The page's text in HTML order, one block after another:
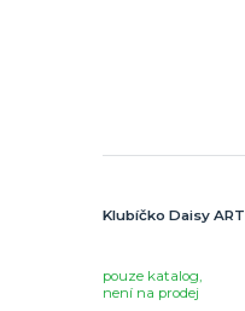
Klubíčko Daisy ART
pouze katalog,
není na prodej